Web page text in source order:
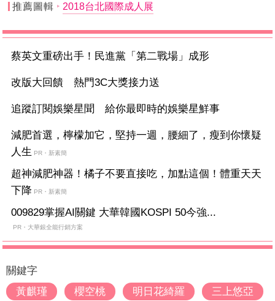
推薦圖輯 2018台北國際成人展
蔡英文重磅出手！民進黨「第二戰場」成形
改版大回饋 熱門3C大獎接力送
追蹤訂閱娛樂星聞 給你最即時的娛樂星鮮事
減肥首選，檸檬加它，堅持一週，腰細了，瘦到你懷疑
人生 PR・新素簡
超神減肥神器！橘子不要直接吃，加點這個！體重天天
下降 PR・新素簡
009829掌握AI關鍵 大華韓國KOSPI 50今強...
PR・大華銀全能行銷方案
關鍵字
黃麒瑾
櫻空桃 明日花綺羅 三上悠亞